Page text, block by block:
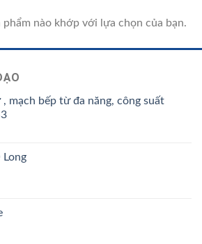
phẩm nào khớp với lựa chọn của bạn.
, mạch bếp từ đa năng, công suất
Long